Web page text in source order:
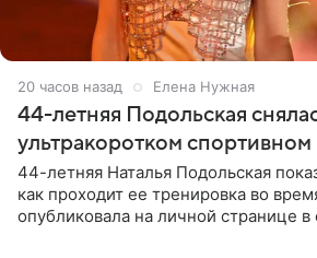
20 часов назад Елена Нужная
44-летняя Подольская
ультракоротком
44-летняя Наталья Подольская
как проходит ее тренировка во
опубликовала на личной странице в